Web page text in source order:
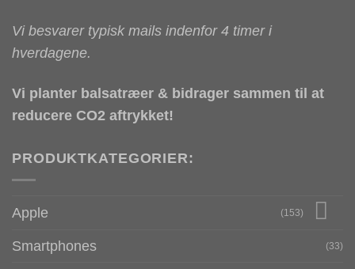
Vi besvarer typisk mails indenfor 4 timer i
hverdagene.
Vi planter balsatræer & bidrager sammen til at
reducere CO2 aftrykket!
PRODUKTKATEGORIER:
Apple (153)
Smartphones (33)